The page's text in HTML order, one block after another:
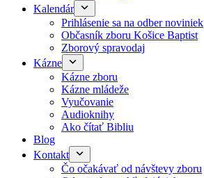
Kalendár
Prihlásenie sa na odber noviniek
Občasník zboru Košice Baptist
Zborový spravodaj
Kázne
Kázne zboru
Kázne mládeže
Vyučovanie
Audioknihy
Ako čítať Bibliu
Blog
Kontakt
Čo očakávať od návštevy zboru